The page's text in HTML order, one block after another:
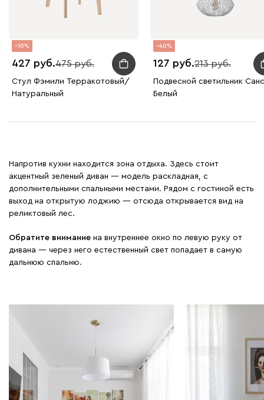
10
427 475
Стул Фэмили Терракотовый/
Натуральный
40
127 213
Подвесной светильник
Белый
Напротив кухни находится зона отдыха. Здесь стоит
акцентный зеленый диван — модель раскладная, с
дополнительными спальными местами. Рядом с гостиной есть
выход на открытую лоджию — отсюда открывается вид на
реликтовый лес.
Обратите внимание на внутреннее окно по левую руку от
дивана — через него естественный свет попадает в самую
дальнюю спальню.